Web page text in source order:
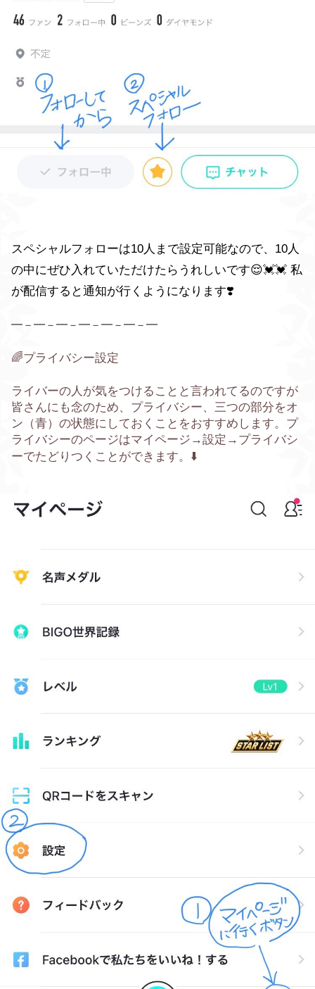
スペシャルフォローは10人まで設定可能なので、 10人
の中にぜひ入れていただけたらうれしいです😌💓💓 私
が配信すると通知が行くようになります❣️
━－━－━－━－━－━－━
🌈プライバシー設定
ライバーの人が気をつけることと言われてるのですが
皆さんにも念のため、プライバシー、三つの部分をオ
ン（青）の状態にしておくことをおすすめします。プ
ライバシーのページはマイページ→設定→ プライバシ
ーでたどりつくことができます。⬇️